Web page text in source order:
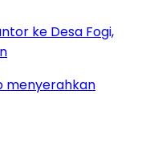
ke Desa Fogi,